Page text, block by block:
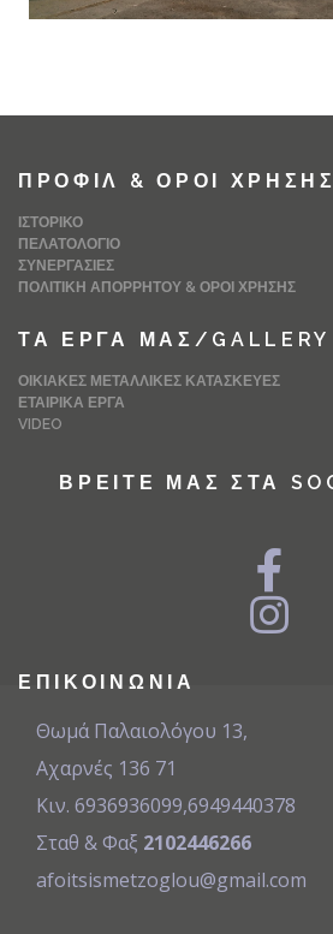
ΠΡΟΦΊΛ & ΌΡΟΙ ΧΡΉΣΗΣ
ΙΣΤΟΡΙΚΌ
ΠΕΛΑΤΟΛΌΓΙΟ
ΣΥΝΕΡΓΑΣΊΕΣ
ΠΟΛΙΤΙΚΉ ΑΠΟΡΡΉΤΟΥ & ΌΡΟΙ ΧΡΉΣΗΣ
ΤΑ ΈΡΓΑ ΜΑΣ/GALLERY
ΟΙΚΙΑΚΈΣ ΜΕΤΑΛΛΙΚΈΣ ΚΑΤΑΣΚΕΥΈΣ
ΕΤΑΙΡΙΚΆ ΈΡΓΑ
VIDEO
ΒΡΕΊΤΕ ΜΑΣ ΣΤΑ
ΕΠΙΚΟΙΝΩΝΊΑ
Θωμά Παλαιολόγου 13,
Αχαρνές 136 71
Κιν. 6936936099,6949440378
Σταθ & Φαξ 2102446266
afoitsismetzoglou@gmail.com